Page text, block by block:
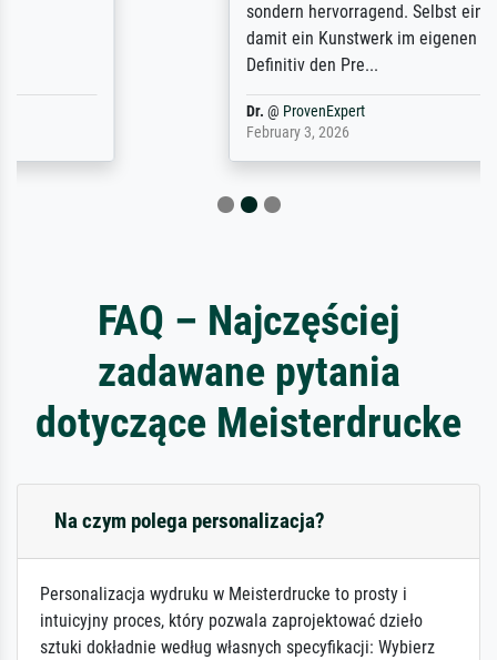
sondern hervorragend. Selbst ein Druck ist
damit ein Kunstwerk im eigenen Sinne.
FAQ – Najczęściej
zadawane pytania
dotyczące Meisterdrucke
Na czym polega personalizacja?
Personalizacja wydruku w Meisterdrucke to prosty i
intuicyjny proces, który pozwala zaprojektować dzieło
sztuki dokładnie według własnych specyfikacji: Wybierz